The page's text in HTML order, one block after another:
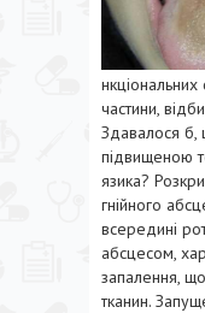
частини,
Здавалося б,
підвищеною
язика?
гнійного
всередині
абсцесом,
запалення,
тканин.